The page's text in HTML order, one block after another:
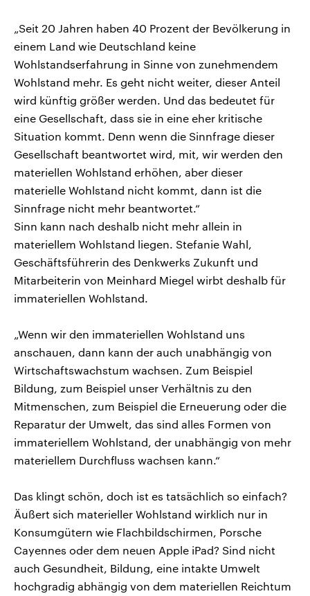
„Seit 20 Jahren haben 40 Prozent der Bevölkerung in
einem Land wie Deutschland keine
Wohlstandserfahrung in Sinne von zunehmendem
Wohlstand mehr. Es geht nicht weiter, dieser Anteil
wird künftig größer werden. Und das bedeutet für
eine Gesellschaft, dass sie in eine eher kritische
Situation kommt. Denn wenn die Sinnfrage dieser
Gesellschaft beantwortet wird, mit, wir werden den
materiellen Wohlstand erhöhen, aber dieser
materielle Wohlstand nicht kommt, dann ist die
Sinnfrage nicht mehr beantwortet.“
Sinn kann nach deshalb nicht mehr allein in
materiellem Wohlstand liegen. Stefanie Wahl,
Geschäftsführerin des Denkwerks Zukunft und
Mitarbeiterin von Meinhard Miegel wirbt deshalb für
immateriellen Wohlstand.
„Wenn wir den immateriellen Wohlstand uns
anschauen, dann kann der auch unabhängig von
Wirtschaftswachstum wachsen. Zum Beispiel
Bildung, zum Beispiel unser Verhältnis zu den
Mitmenschen, zum Beispiel die Erneuerung oder die
Reparatur der Umwelt, das sind alles Formen von
immateriellem Wohlstand, der unabhängig von mehr
materiellem Durchfluss wachsen kann.“
Das klingt schön, doch ist es tatsächlich so einfach?
Äußert sich materieller Wohlstand wirklich nur in
Konsumgütern wie Flachbildschirmen, Porsche
Cayennes oder dem neuen Apple iPad? Sind nicht
auch Gesundheit, Bildung, eine intakte Umwelt
hochgradig abhängig von dem materiellen Reichtum